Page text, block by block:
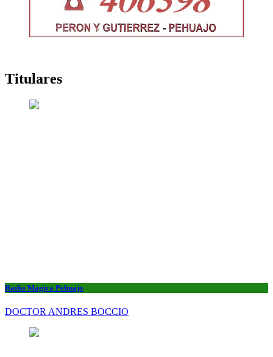
Titulares
Radio Magica Pehuajo
DOCTOR ANDRES BOCCIO